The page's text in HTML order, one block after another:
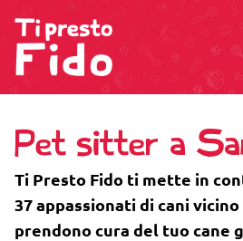
Pet sitter a
Ti Presto Fido ti mette in
37 appassionati di cani vicino
prendono cura del tuo cane